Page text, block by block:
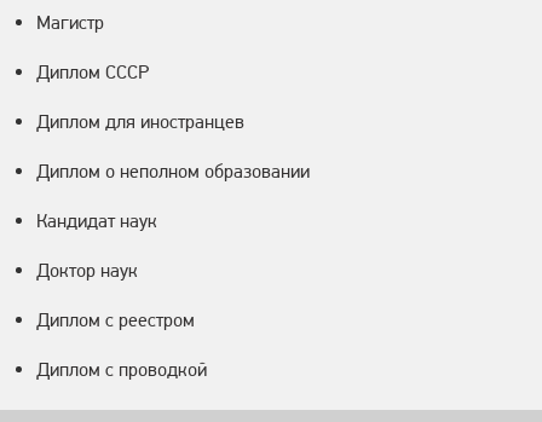
Магистр
Диплом СССР
Диплом для иностранцев
Диплом о неполном образовании
Кандидат наук
Доктор наук
Диплом с реестром
Диплом с проводкой